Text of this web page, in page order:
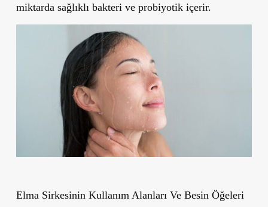
miktarda sağlıklı bakteri ve probiyotik içerir.
Elma Sirkesinin Kullanım Alanları Ve Besin Öğeleri